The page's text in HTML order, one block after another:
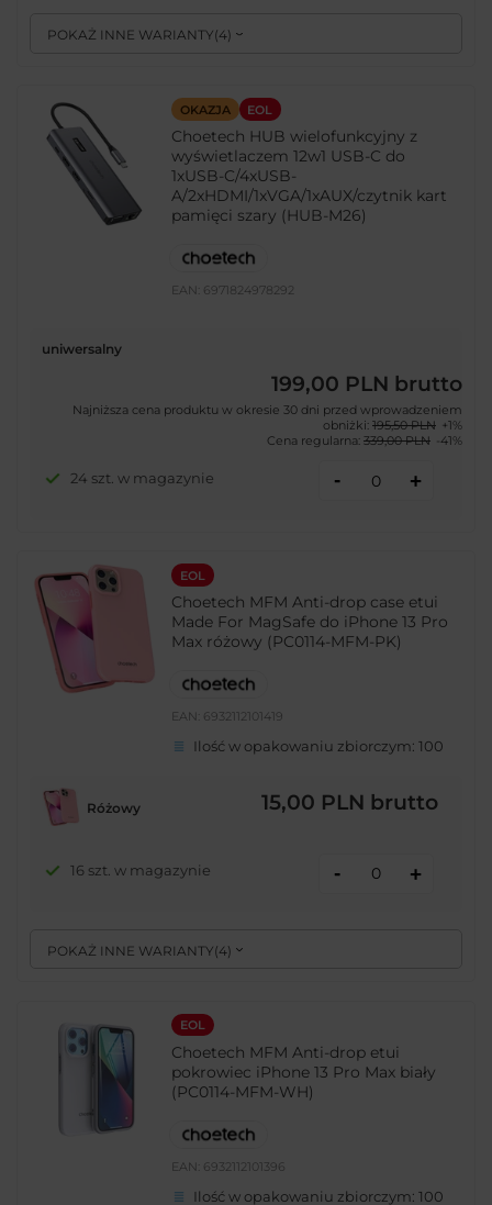
POKAŻ INNE WARIANTY(4)
OKAZJA EOL
Choetech HUB wielofunkcyjny z
wyświetlaczem 12w1 USB-C do
1xUSB-C/4xUSB-
A/2xHDMI/1xVGA/1xAUX/czytnik kart
pamięci szary (HUB-M26)
EAN: 6971824978292
uniwersalny
199,00 PLN brutto
Najniższa cena produktu w okresie 30 dni przed wprowadzeniem
obniżki: 195,50 PLN +1%
Cena regularna: 339,00 PLN -41%
24 szt. w magazynie - +
EOL
Choetech MFM Anti-drop case etui
Made For MagSafe do iPhone 13 Pro
Max różowy (PC0114-MFM-PK)
EAN: 6932112101419
Ilość w opakowaniu zbiorczym:100
POKAŻ INNE WARIANTY(4)
Różowy 15,00 PLN brutto
16 szt. w magazynie - +
EOL
Choetech MFM Anti-drop etui
pokrowiec iPhone 13 Pro Max biały
(PC0114-MFM-WH)
EAN: 6932112101396
Ilość w opakowaniu zbiorczym:100